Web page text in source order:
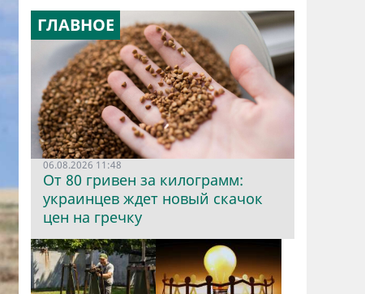
ГЛАВНОЕ
06.08.2026 11:48
От 80 гривен за килограмм:
украинцев ждет новый скачок
цен на гречку